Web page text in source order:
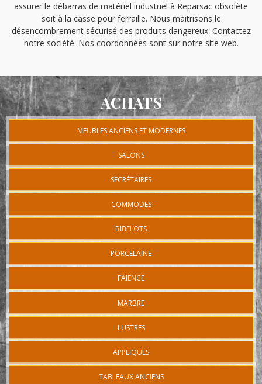
assurer le débarras de matériel industriel à Reparsac obsolète
soit à la casse pour ferraille. Nous maitrisons le
désencombrement sécurisé des produits dangereux. Contactez
notre société. Nos coordonnées sont sur notre site web.
ACHATS
MEUBLES ANCIENS ET MODERNES
SALONS
SECRÉTAIRES
COMMODES
BIBELOTS
PORCELAINE
FAÏENCE
MARBRE
LUSTRES
APPLIQUES
TABLEAUX ANCIENS